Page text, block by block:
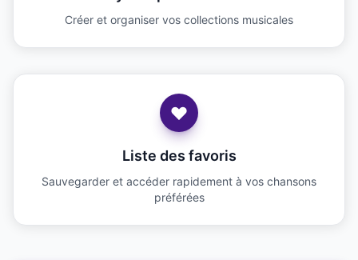
Créer et organiser vos collections musicales
Liste des favoris
Sauvegarder et accéder rapidement à vos chansons
préférées